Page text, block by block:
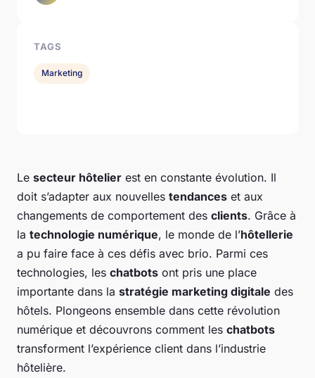
Le secteur hôtelier est en constante évolution. Il
doit s’adapter aux nouvelles tendances et aux
changements de comportement des clients. Grâce à
la technologie numérique, le monde de l’hôtellerie
a pu faire face à ces défis avec brio. Parmi ces
technologies, les chatbots ont pris une place
importante dans la stratégie marketing digitale des
hôtels. Plongeons ensemble dans cette révolution
numérique et découvrons comment les chatbots
transforment l’expérience client dans l’industrie
hôtelière.
TAGS
Marketing